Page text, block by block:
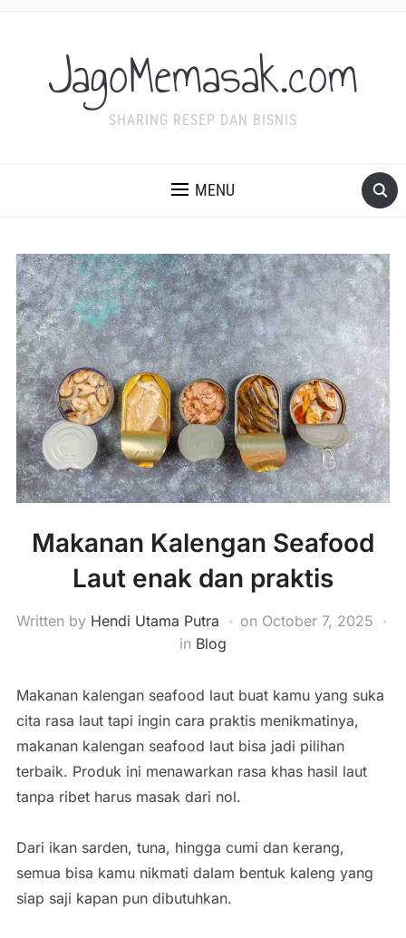
JagoMemasak.com
SHARING RESEP DAN BISNIS
MENU
Makanan Kalengan Seafood
Laut enak dan praktis
Written by Hendi Utama Putra on October 7, 2025
in Blog
Makanan kalengan seafood laut buat kamu yang suka
cita rasa laut tapi ingin cara praktis menikmatinya,
makanan kalengan seafood laut bisa jadi pilihan
terbaik. Produk ini menawarkan rasa khas hasil laut
tanpa ribet harus masak dari nol.
Dari ikan sarden, tuna, hingga cumi dan kerang,
semua bisa kamu nikmati dalam bentuk kaleng yang
siap saji kapan pun dibutuhkan.